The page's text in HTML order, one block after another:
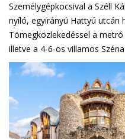
Személygépkocsival a Széll
nyíló, egyirányú Hattyú utcán
Tömegközlekedéssel a
illetve a 4-6-os villamos